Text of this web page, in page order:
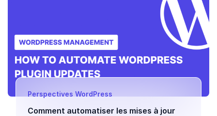
Perspectives WordPress
Comment automatiser les mises à jour